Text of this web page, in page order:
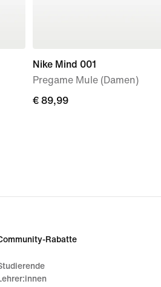
Nike Mind 001
Pregame Mule (Damen)
€ 89,99
€ 89,99
Rabatte